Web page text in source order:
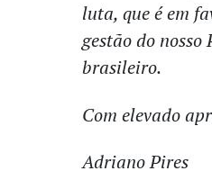
luta, que é em
gestão do
brasileiro.
Com elevado
Adriano Pires